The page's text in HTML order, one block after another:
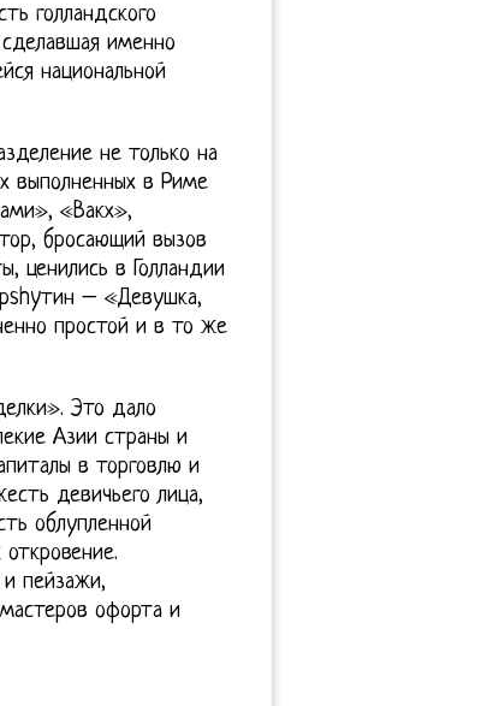
голландского
именно
национальной
не только на
выполненных в Риме
«Вакх»,
бросающий вызов
ценились в Голландии
– «Девушка,
простой и в то же
Это дало
Азии страны и
в торговлю и
девичьего лица,
облупленной
и пейзажи,
офорта и